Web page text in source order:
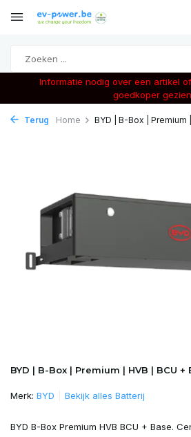
Informatie nodig over een artikel
goedkoper
Terug Home BYD | B-Box | Premium
BYD | B-Box | Premium | HVB | BCU +
Merk: BYD Bekijk alles Batterij
BYD B-Box Premium HVB BCU + Base.